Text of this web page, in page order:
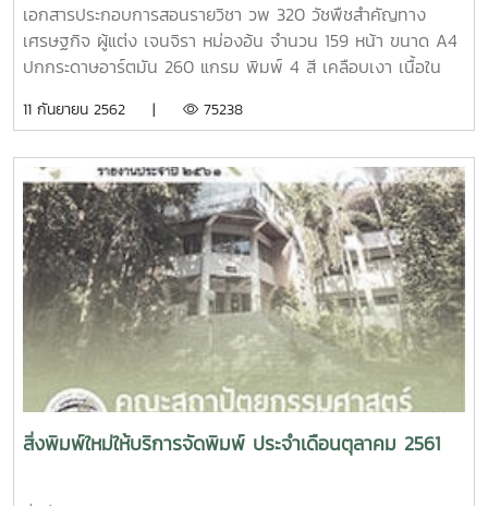
เอกสารประกอบการสอนรายวิชา วพ 320 วัชพืชสำคัญทาง
เศรษฐกิจ ผู้แต่ง เจนจิรา หม่องอ้น จำนวน 159 หน้า ขนาด A4
ปกกระดาษอาร์ตมัน 260 แกรม พิมพ์ 4 สี เคลือบเงา เนื้อใน
ออกแบบเทคโนโลยีและระบบพลังงานทดแทนด้านความร้อน ผู้
อาร์ตมัน 260 แกรม พิมพ์ 4 สี เคลือบเงา เนื้อในกระดาษปอนด์
70 แกรม พิมพ์ 1 สี เข้าเล่มไสกาวบทคัดย่อ สัมมนาวิชาการ
ลาว-ไทย ครั้งที่ 1 ประจำปี 2562 ผู้แต่ง มหาวิทยาลัยสุภานุวงส์
ร่วมกับ มหาวิทยาลัยแม่โจ้ จำนวน 98 หน้า ขนาด A4 ปก
กระดาษอาร์ตมัน 260 แกรม พิมพ์ 4 สี เคลือบเงา เนื้อใน
กระดาษปอนด์ 80 แกรม พิมพ์ 1 สี เข้าเล่มไสกาว
11 กันยายน 2562 | 75238
สิ่งพิมพ์ใหม่ให้บริการจัดพิมพ์ ประจำเดือนตุลาคม 2561